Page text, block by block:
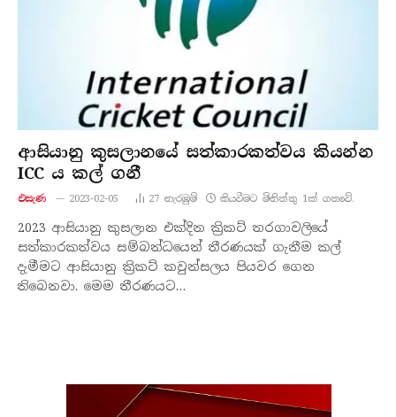
ආසියානු කුසලානයේ සත්කාරකත්වය කියන්න
ICC ය කල් ගනී
එසැණ 2023-02-05 27 නැරඹු​ම් කියවීමට මිනිත්තු 1ක් ගතවේ.
2023 ආසියානු කුසලාන එක්දින ක්‍රිකට් තරගාවලියේ
සත්කාරකත්වය සම්බන්ධයෙන් තීරණයක් ගැනීම කල්
දැමීමට ආසියානු ක්‍රිකට් කවුන්සලය පියවර ගෙන
තිබෙනවා. මෙම තීරණයට…